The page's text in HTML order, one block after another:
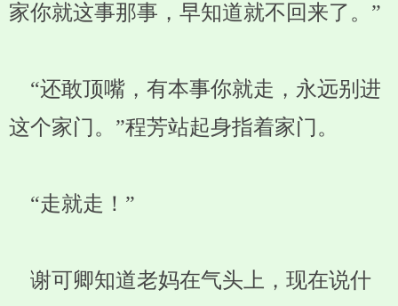
家你就这事那事，早知道就不回来了。”
“还敢顶嘴，有本事你就走，永远别进
这个家门。”程芳站起身指着家门。
“走就走！”
谢可卿知道老妈在气头上，现在说什